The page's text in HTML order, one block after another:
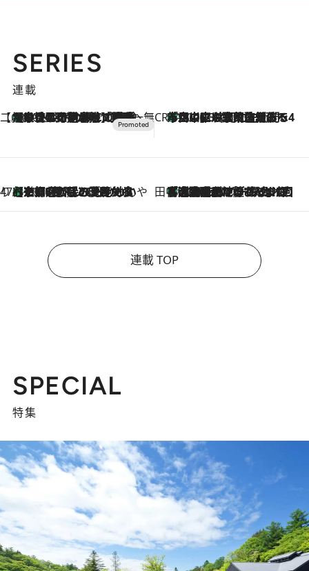
SERIES
連載
【CREA×星野リゾート】唯一無二。癒しと発見が待つ場所へ
2026.8.7
【トンボの足水浴】ヒノキの香りに包まれて涼感マックス！約13℃の湧水かけ流しを避暑地「星野温泉 トンボの湯」で体験 CREA'S CHOICE
2026.8.7
「立川にも歌舞伎があるんだよ」 片岡仁左衛門・市川中車ら豪華座組みで4年目の立川立飛歌舞伎へ
47都道府県の手みやげ ひんやりスイーツで夏を満喫
2026.8.7
【京都府】この夏絶対食べたい 冷やしておいしいおやつ3選 ひと口目から心を掴む新緑のテリーヌ 田中稲の勝手に再ブーム
2026.8.7
「湘南乃風に憧れて」観客大盛上がりの“タオル回し”に、ラッパー顔負けの高速歌唱まで…さだまさし（74）のアグレッシブすぎる現在地
連載 TOP
SPECIAL
特集